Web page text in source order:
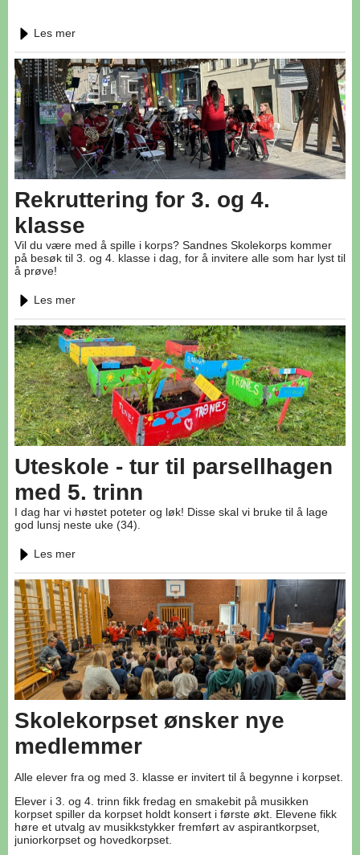
Les mer
Rekruttering for 3. og 4.
klasse
Vil du være med å spille i korps? Sandnes Skolekorps kommer
på besøk til 3. og 4. klasse i dag, for å invitere alle som har lyst til
å prøve!
Les mer
Uteskole - tur til parsellhagen
med 5. trinn
I dag har vi høstet poteter og løk! Disse skal vi bruke til å lage
god lunsj neste uke (34).
Les mer
Skolekorpset ønsker nye
medlemmer
Alle elever fra og med 3. klasse er invitert til å begynne i korpset.
Elever i 3. og 4. trinn fikk fredag en smakebit på musikken
korpset spiller da korpset holdt konsert i første økt. Elevene fikk
høre et utvalg av musikkstykker fremført av aspirantkorpset,
juniorkorpset og hovedkorpset.